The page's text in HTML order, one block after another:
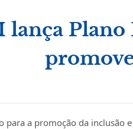
lança
a promoção da inclusão